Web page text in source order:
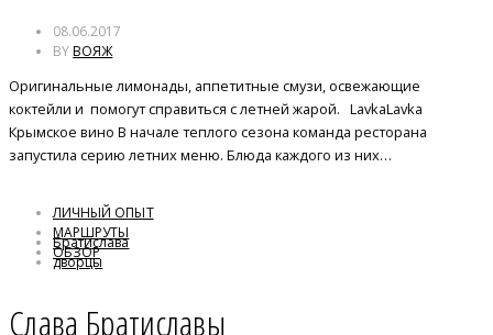
08.06.2017
BYВОЯЖ
Оригинальные лимонады, аппетитные смузи, освежающие
коктейли и помогут справиться с летней жарой. LavkaLavka
Крымское вино В начале теплого сезона команда ресторана
запустила серию летних меню. Блюда каждого из них…
ЛИЧНЫЙ ОПЫТ
МАРШРУТЫ
ОБЗОР
Братислава
дворцы
Слава Братиславы